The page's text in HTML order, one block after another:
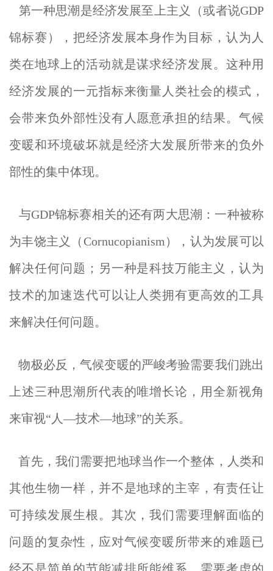
第一种思潮是经济发展至上主义（或者说GDP
锦标赛），把经济发展本身作为目标，认为人
类在地球上的活动就是谋求经济发展。这种用
经济发展的一元指标来衡量人类社会的模式，
会带来负外部性没有人愿意承担的结果。气候
变暖和环境破坏就是经济大发展所带来的负外
部性的集中体现。
与GDP锦标赛相关的还有两大思潮：一种被称
为丰饶主义（Cornucopianism），认为发展可以
解决任何问题；另一种是科技万能主义，认为
技术的加速迭代可以让人类拥有更高效的工具
来解决任何问题。
物极必反，气候变暖的严峻考验需要我们跳出
上述三种思潮所代表的唯增长论，用全新视角
来审视“人—技术—地球”的关系。
首先，我们需要把地球当作一个整体，人类和
其他生物一样，并不是地球的主宰，有责任让
可持续发展生根。其次，我们需要理解面临的
问题的复杂性，应对气候变暖所带来的难题已